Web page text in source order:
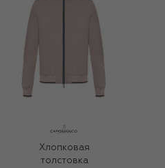
Хлопковая
толстовка